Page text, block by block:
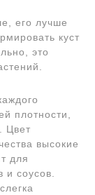
его лучше
куст
это
плотности,
Цвет
высокие
для
и соусов.